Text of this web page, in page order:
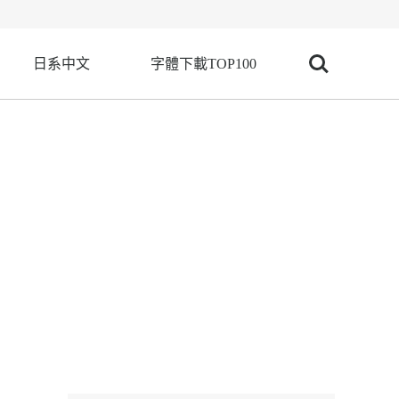
日系中文 字體下載TOP100